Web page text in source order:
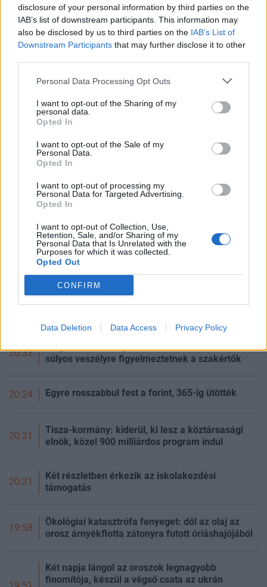
disclosure of your personal information by third parties on the
IAB’s list of downstream participants. This information may
also be disclosed by us to third parties on the IAB’s List of
Downstream Participants that may further disclose it to other
Personal Data Processing Opt Outs
I want to opt-out of the Sharing of my
personal data.
Opted In
I want to opt-out of the Sale of my
Personal Data.
Opted In
I want to opt-out of processing my
Personal Data for Targeted Advertising.
Opted In
I want to opt-out of Collection, Use,
Retention, Sale, and/or Sharing of my
Personal Data that Is Unrelated with the
Purposes for which it was collected.
Opted Out
CONFIRM
Data Deletion Data Access Privacy Policy
18:21
EUR/HUF
17:50
17:50
Tréder Topik :o)
ÉPDUFERR Nyrt.
Richter topik
Köztársasági elnök kerestetik
Hadiipar-nukleáris-urán és minden ami hozzá kapcsolódik
Wizz Air részvényesek topikja
Delta Nyrt
FRISS HÍREK
Elbizonytalanodtak a befektetők, nyomás alá
kerültek a tőzsdék
20:55
20:32
Megállíthatatlan új kórokozók szabadulhatnak el:
súlyos veszélyre figyelmeztetnek a szakértők
20:24 Egyre rosszabbul fest a forint, 365-ig ütötték
20:21
Tisza-kormány: kiderül, ki lesz a köztársasági
elnök, közel 900 milliárdos program indul
20:21
Két részletben érkezik az iskolakezdési
támogatás
19:58
Ökológiai katasztrófa fenyeget: dől az olaj az
orosz árnyékflotta zátonyra futott óriáshajójából
Két napja lángol az oroszok legnagyobb
finomítója, készül a végső csata az ukrán